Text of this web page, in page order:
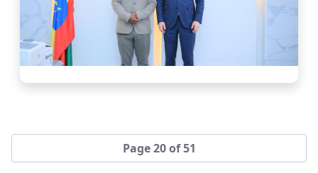
Page 20 of 51